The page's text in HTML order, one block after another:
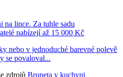
na lince. Za tuhle sadu
nabízejí až 15 000 Kč
nebo v jednoduché barevné polevě
se povaloval...
zdrojů Bruneta v kuchyni